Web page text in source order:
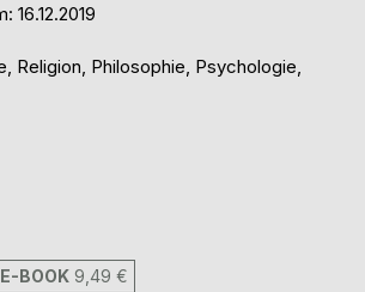
16.12.2019
Religion, Philosophie, Psychologie,
E-BOOK 9,49 €